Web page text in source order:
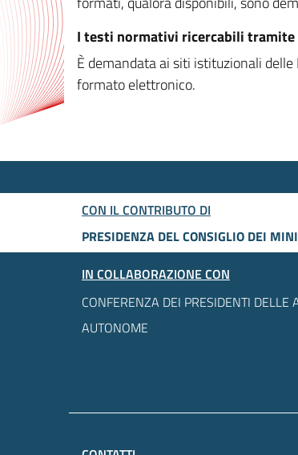
I testi normativi ricercabili tramite
È demandata ai siti istituzionali
formato elettronico.
CON IL CONTRIBUTO DI
PRESIDENZA DEL CONSIGLIO DEI
IN COLLABORAZIONE CON
CONFERENZA DEI PRESIDENTI
AUTONOME